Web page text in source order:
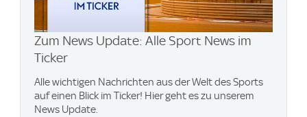
Zum News Update: Alle Sport News im
Ticker
Alle wichtigen Nachrichten aus der Welt des Sports
auf einen Blick im Ticker! Hier geht es zu unserem
News Update.